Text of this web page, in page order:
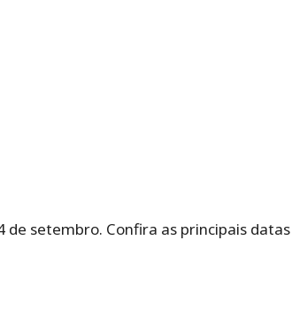
setembro. Confira as principais datas